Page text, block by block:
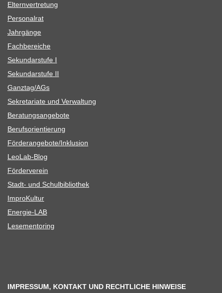
Eltern­ver­tre­tung
Per­so­nal­rat
Jahr­gänge
Fach­be­rei­che
Sekun­dar­stufe I
Sekun­dar­stufe II
Ganztag/​​AGs
Sekre­ta­riate und Verwaltung
Bera­tungs­an­ge­bote
Berufs­ori­en­tie­rung
Förderangebote/​​Inklusion
Leo­Lab-Blog
För­der­ver­ein
Stadt- und Schulbibliothek
Impro­Kul­tur
Ener­­gie-LAB
Lese­men­to­ring
IMPRESSUM, KONTAKT UND RECHTLICHE HINWEISE